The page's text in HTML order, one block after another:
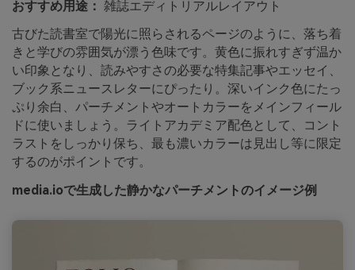
おすすめ用途： 雑誌エディトリアルレイアウト
古びた読書室で陽光に照らされるページのように、落ち着
きと学びの雰囲気が漂う色味です。黄色に振れすぎず温か
い印象となり、読みやすさの必要な特集記事やエッセイ、
ブック系ニュースレターにぴったり。深いインク色にたっ
ぷり余白、パーチメントやオートカラーをメインフィール
ドに使いましょう。ライトアカデミア配色として、コント
ラストをしっかり保ち、最も濃いカラーは見出し等に限定
するのがポイントです。
media.ioで生成した静かなパーチメントのイメージ例